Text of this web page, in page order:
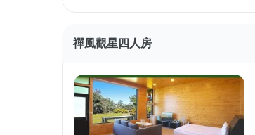
禪風觀星四人房